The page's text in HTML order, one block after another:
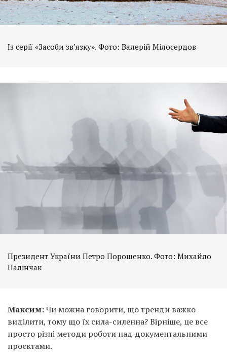
Із серії «Засоби зв’язку». Фото: Валерій Мілосердов
Президент України Петро Порошенко. Фото: Михайло
Палінчак
Максим:Чи можна говорити, що тренди важко
виділити, тому що їх сила-силенна? Вірніше, це все
просто різні методи роботи над документальними
проєктами.